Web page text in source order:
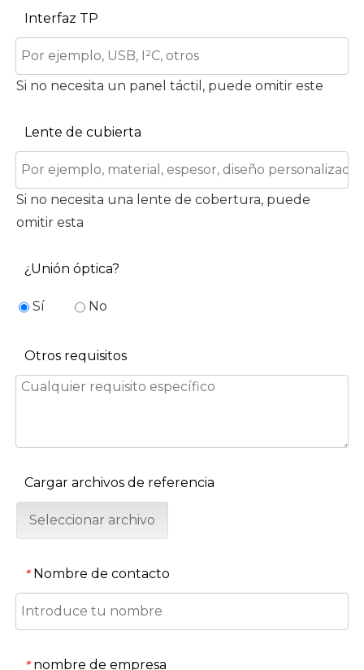
Interfaz TP
Si no necesita un panel táctil, puede omitir este
Lente de cubierta
Si no necesita una lente de cobertura, puede
omitir esta
¿Unión óptica?
Sí No
Otros requisitos
Cargar archivos de referencia
Seleccionar archivo
* Nombre de contacto
* nombre de empresa